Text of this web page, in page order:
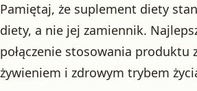
Pamiętaj, że suplement diety
diety, a nie jej zamiennik.
połączenie stosowania produktu
żywieniem i zdrowym trybem